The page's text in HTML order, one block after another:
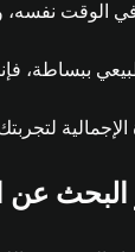
الوقت نفسه،
ببساطة،
الإجمالية
البحث عن